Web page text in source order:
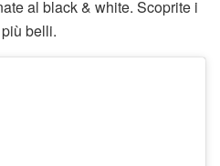
al black & white. Scoprite i
belli.